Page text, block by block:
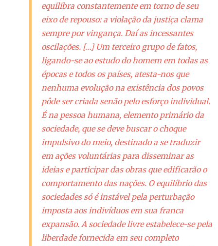
equilibra constantemente em torno de seu
eixo de repouso: a violação da justiça clama
sempre por vingança. Daí as incessantes
oscilações. […] Um terceiro grupo de fatos,
ligando-se ao estudo do homem em todas as
épocas e todos os países, atesta-nos que
nenhuma evolução na existência dos povos
pôde ser criada senão pelo esforço individual.
É na pessoa humana, elemento primário da
sociedade, que se deve buscar o choque
impulsivo do meio, destinado a se traduzir
em ações voluntárias para disseminar as
ideias e participar das obras que edificarão o
comportamento das nações. O equilíbrio das
sociedades só é instável pela perturbação
imposta aos indivíduos em sua franca
expansão. A sociedade livre estabelece-se pela
liberdade fornecida em seu completo